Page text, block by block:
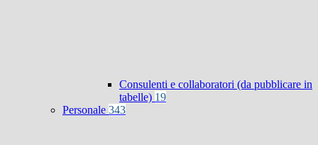
Consulenti e collaboratori (da pubblicare in
tabelle) 19
Personale 343